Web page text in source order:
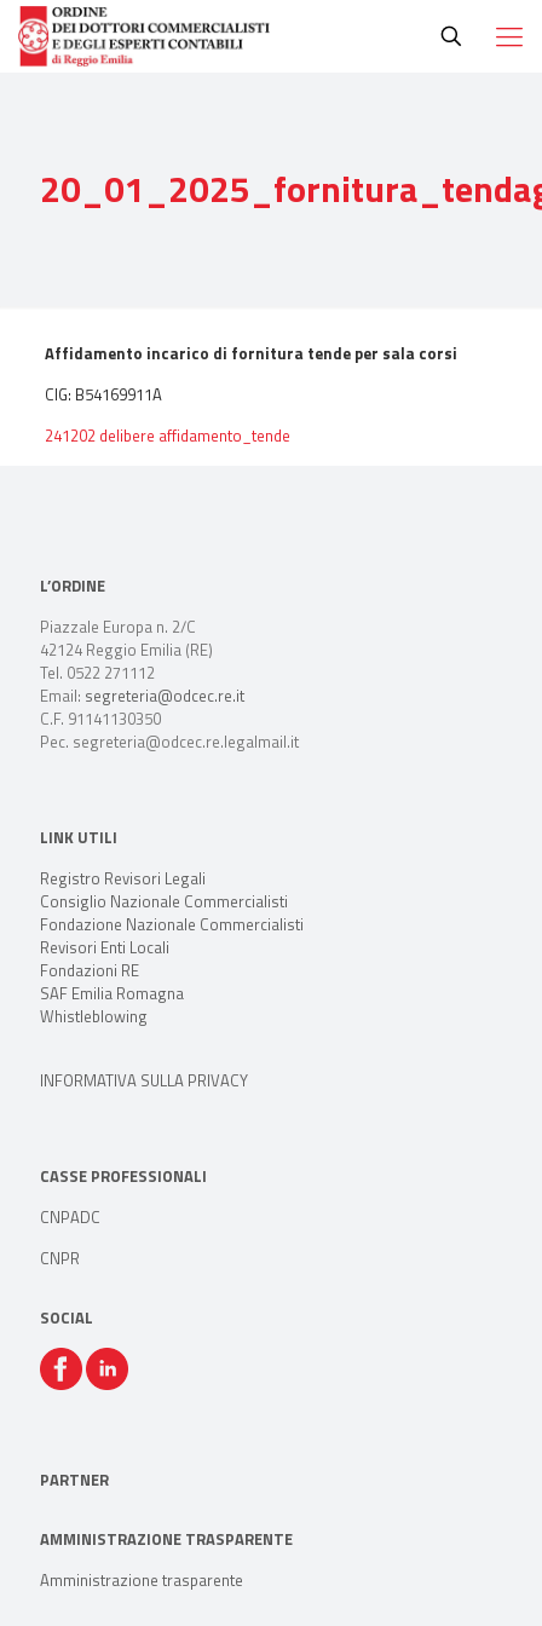
Affidamento incarico di fornitura tende per sala corsi
CIG: B54169911A
241202 delibere affidamento_tende
L’ORDINE
Piazzale Europa n. 2/C
42124 Reggio Emilia (RE)
Tel. 0522 271112
Email: segreteria@odcec.re.it
C.F. 91141130350
Pec. segreteria@odcec.re.legalmail.it
LINK UTILI
Registro Revisori Legali
Consiglio Nazionale Commercialisti
Fondazione Nazionale Commercialisti
Revisori Enti Locali
Fondazioni RE
SAF Emilia Romagna
Whistleblowing
INFORMATIVA SULLA PRIVACY
CASSE PROFESSIONALI
CNPADC
CNPR
SOCIAL
PARTNER
AMMINISTRAZIONE TRASPARENTE
Amministrazione trasparente